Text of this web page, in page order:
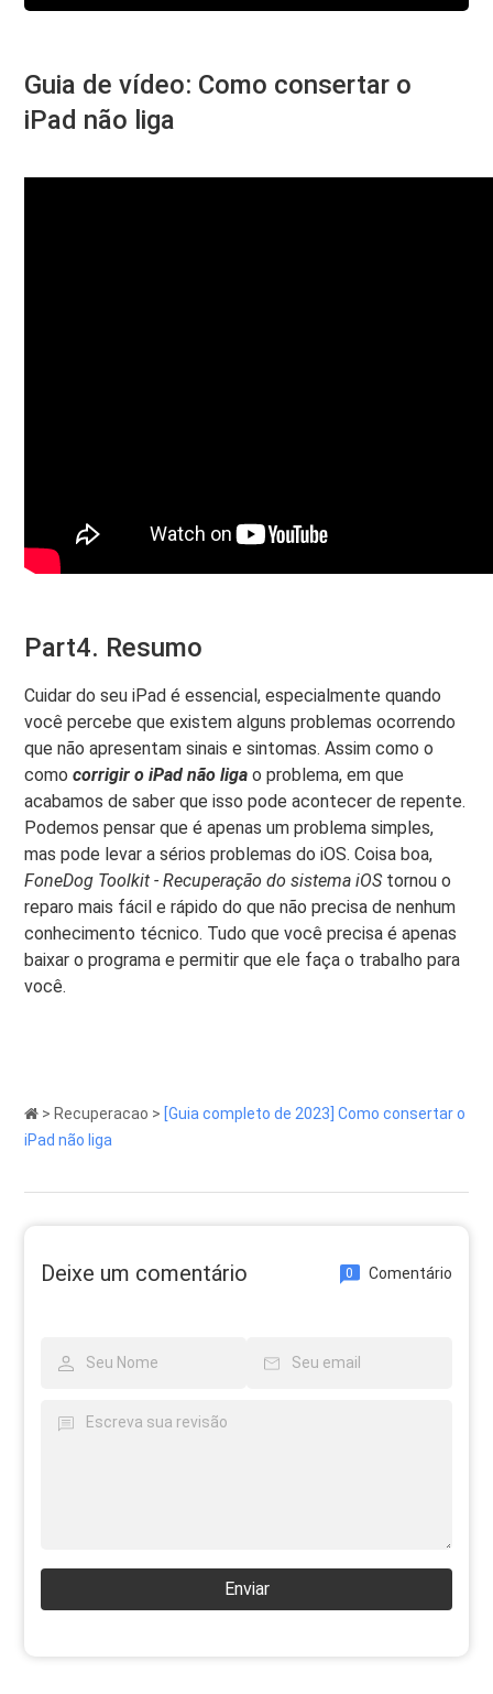
Guia de vídeo: Como consertar o
iPad não liga
Part4. Resumo
Cuidar do seu iPad é essencial, especialmente quando
você percebe que existem alguns problemas ocorrendo
que não apresentam sinais e sintomas. Assim como o
comocorrigir o iPad não liga o problema, em que
acabamos de saber que isso pode acontecer de repente.
Podemos pensar que é apenas um problema simples,
mas pode levar a sérios problemas do iOS. Coisa boa,
FoneDog Toolkit - Recuperação do sistema iOS tornou o
reparo mais fácil e rápido do que não precisa de nenhum
conhecimento técnico. Tudo que você precisa é apenas
baixar o programa e permitir que ele faça o trabalho para
você.
> Recuperacao > [Guia completo de 2023] Como consertar o
iPad não liga
Deixe um comentário 0 Comentário
Enviar